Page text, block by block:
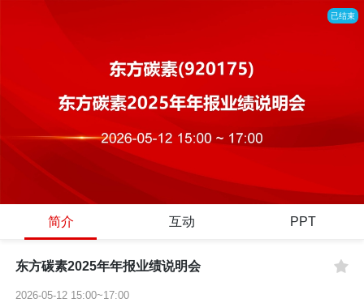
已结束
简介 互动 PPT
东方碳素2025年年报业绩说明会
2026-05-12 15:00~17:00